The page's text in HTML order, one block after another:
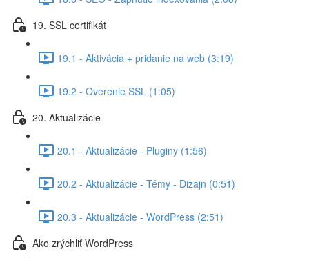
19. SSL certifikát
19.1 - Aktivácia + pridanie na web (3:19)
19.2 - Overenie SSL (1:05)
20. Aktualizácie
20.1 - Aktualizácie - Pluginy (1:56)
20.2 - Aktualizácie - Témy - Dizajn (0:51)
20.3 - Aktualizácie - WordPress (2:51)
Ako zrýchliť WordPress